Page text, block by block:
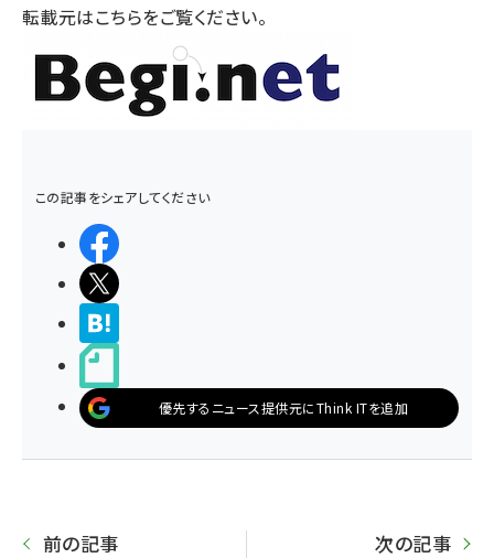
転載元はこちらをご覧ください。
この記事をシェアしてください
優先するニュース提供元にThink ITを追加
前の記事 次の記事